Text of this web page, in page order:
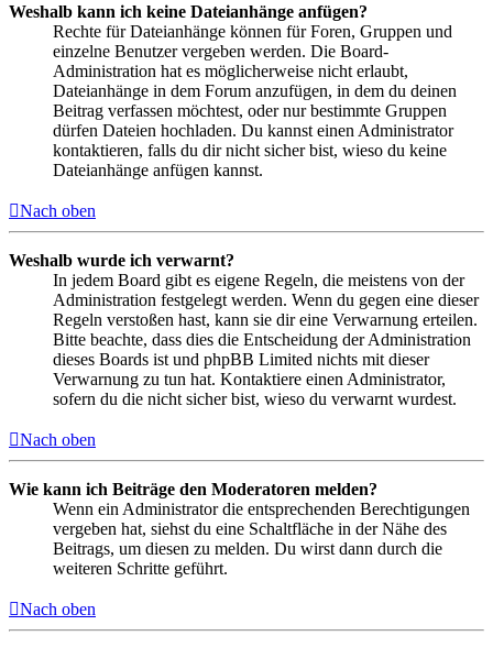
Weshalb kann ich keine Dateianhänge anfügen?
Rechte für Dateianhänge können für Foren, Gruppen und
einzelne Benutzer vergeben werden. Die Board-
Administration hat es möglicherweise nicht erlaubt,
Dateianhänge in dem Forum anzufügen, in dem du deinen
Beitrag verfassen möchtest, oder nur bestimmte Gruppen
dürfen Dateien hochladen. Du kannst einen Administrator
kontaktieren, falls du dir nicht sicher bist, wieso du keine
Dateianhänge anfügen kannst.
Nach oben
Weshalb wurde ich verwarnt?
In jedem Board gibt es eigene Regeln, die meistens von der
Administration festgelegt werden. Wenn du gegen eine dieser
Regeln verstoßen hast, kann sie dir eine Verwarnung erteilen.
Bitte beachte, dass dies die Entscheidung der Administration
dieses Boards ist und phpBB Limited nichts mit dieser
Verwarnung zu tun hat. Kontaktiere einen Administrator,
sofern du die nicht sicher bist, wieso du verwarnt wurdest.
Nach oben
Wie kann ich Beiträge den Moderatoren melden?
Wenn ein Administrator die entsprechenden Berechtigungen
vergeben hat, siehst du eine Schaltfläche in der Nähe des
Beitrags, um diesen zu melden. Du wirst dann durch die
weiteren Schritte geführt.
Nach oben